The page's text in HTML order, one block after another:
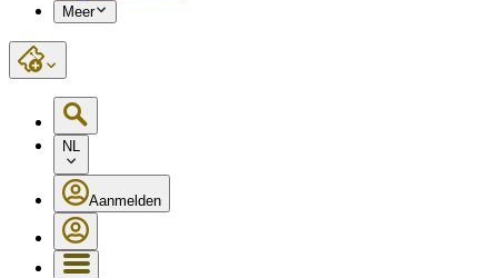
Meer
NL
Aanmelden